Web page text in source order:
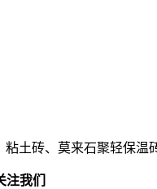
土砖、莫来石聚轻保
注我们